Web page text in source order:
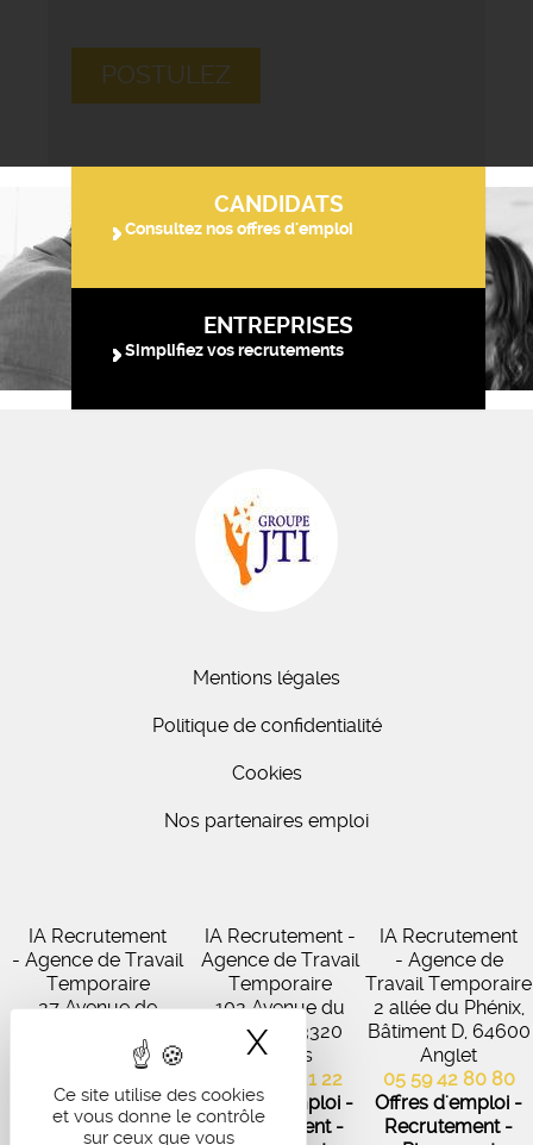
Ce site utilise des cookies
et vous donne le contrôle
sur ceux que vous
X Masquer le
POSTULEZ
CANDIDATS
Consultez nos offres d'emploi
ENTREPRISES
Simplifiez vos recrutements
Mentions légales
Politique de confidentialité
Cookies
Nos partenaires emploi
IA Recrutement
- Agence de Travail
Temporaire
27 Avenue de
Artigues-près-
05 56 67 48 57
Offres d'emploi -
IA Recrutement -
Agence de Travail
Temporaire
102 Avenue du
Médoc, 33320
Eysines
05 56 45 21 22
Offres d'emploi -
Recrutement -
IA Recrutement
- Agence de
Travail Temporaire
2 allée du Phénix,
Bâtiment D, 64600
Anglet
05 59 42 80 80
Offres d'emploi -
Recrutement -